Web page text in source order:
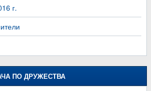
г.
ПО ДРУЖЕСТВА